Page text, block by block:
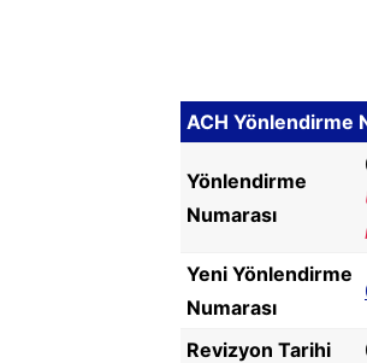
ACH Yönlendirme
Yönlendirme
Numarası
Yeni Yönlendirme
Numarası
Revizyon Tarihi